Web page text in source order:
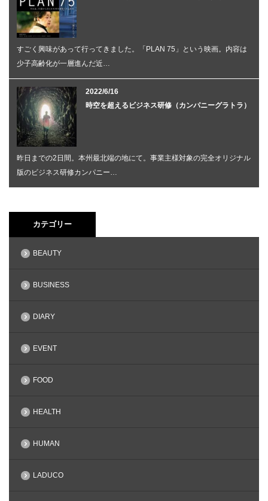
すごく興味があって行ってきました。「PLAN 75」という映画。内容は
少子高齢化が一層進んだ近…
2022/6/16
時空を超えるビジネス研修（カンパニーグラトラ）
昨日までの2日間。本州最北端の地にて。事業主様対象の完全オリジナル
版のビジネス研修カンパニー…
カテゴリー
BEAUTY
BUSINESS
DIARY
EVENT
FOOD
HEALTH
HUMAN
LADUCO